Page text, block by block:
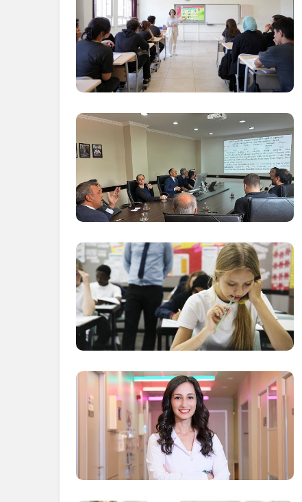
Ahududu Reçeli Yapmak
Ne Anlama Gelir?
Rüya Tabiri
Rüyada Ahududu
Anlama